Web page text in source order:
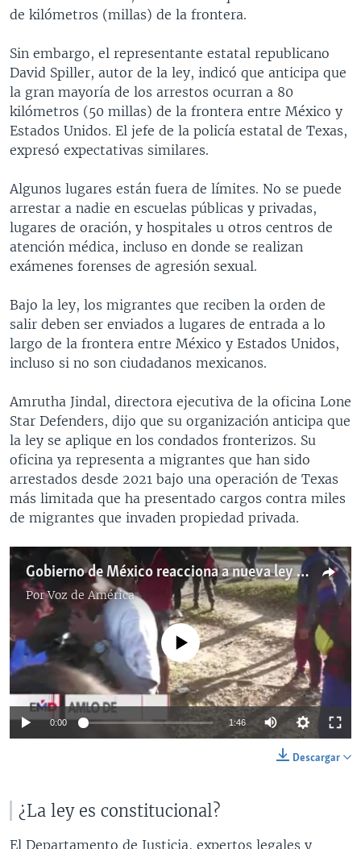
de kilómetros (millas) de la frontera.
Sin embargo, el representante estatal republicano
David Spiller, autor de la ley, indicó que anticipa que
la gran mayoría de los arrestos ocurran a 80
kilómetros (50 millas) de la frontera entre México y
Estados Unidos. El jefe de la policía estatal de Texas,
expresó expectativas similares.
Algunos lugares están fuera de límites. No se puede
arrestar a nadie en escuelas públicas y privadas,
lugares de oración, y hospitales u otros centros de
atención médica, incluso en donde se realizan
exámenes forenses de agresión sexual.
Bajo la ley, los migrantes que reciben la orden de
salir deben ser enviados a lugares de entrada a lo
largo de la frontera entre México y Estados Unidos,
incluso si no son ciudadanos mexicanos.
Amrutha Jindal, directora ejecutiva de la oficina Lone
Star Defenders, dijo que su organización anticipa que
la ley se aplique en los condados fronterizos. Su
oficina ya representa a migrantes que han sido
arrestados desde 2021 bajo una operación de Texas
más limitada que ha presentado cargos contra miles
de migrantes que invaden propiedad privada.
Gobierno de México reacciona a nueva ley migratoria de Texas
PorVoz de América
No media source currently available
0:00 1:46
Descargar
¿La ley es constitucional?
El Departamento de Justicia, expertos legales y